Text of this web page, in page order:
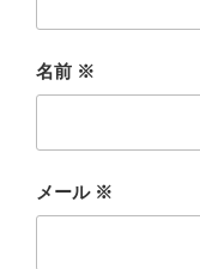
名前 ※
メール ※